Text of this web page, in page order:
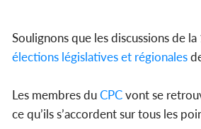
Soulignons que les discussions de
élections législatives et régionales
Les membres duCPCvont se
ce qu’ils s’accordent sur tous les